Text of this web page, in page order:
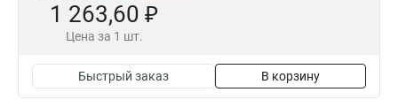
1 263,60 ₽
Цена за 1 шт.
Быстрый заказ В корзину